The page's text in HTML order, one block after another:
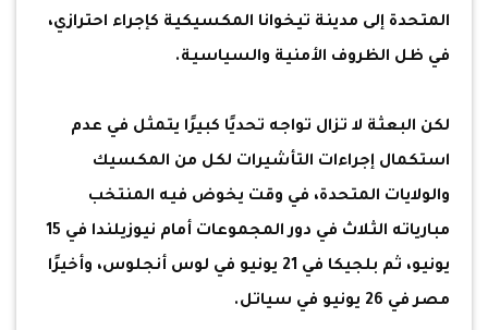
المتحدة إلى مدينة تيخوانا المكسيكية كإجراء احترازي،
في ظل الظروف الأمنية والسياسية.
لكن البعثة لا تزال تواجه تحديًا كبيرًا يتمثل في عدم
استكمال إجراءات التأشيرات لكل من المكسيك
والولايات المتحدة، في وقت يخوض فيه المنتخب
مبارياته الثلاث في دور المجموعات أمام نيوزيلندا في 15
يونيو، ثم بلجيكا في 21 يونيو في لوس أنجلوس، وأخيرًا
مصر في 26 يونيو في سياتل.